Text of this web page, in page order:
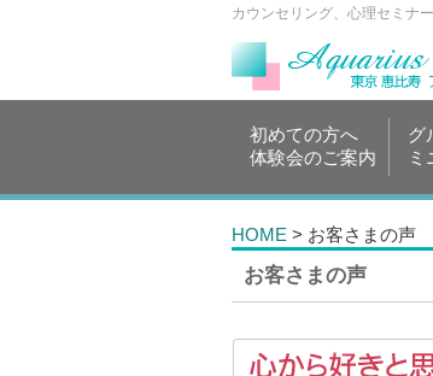
カウンセリング、心理セミナ
初めての方へ
体験会のご案内
グ
ミ
HOME > お客さまの声
お客さまの声